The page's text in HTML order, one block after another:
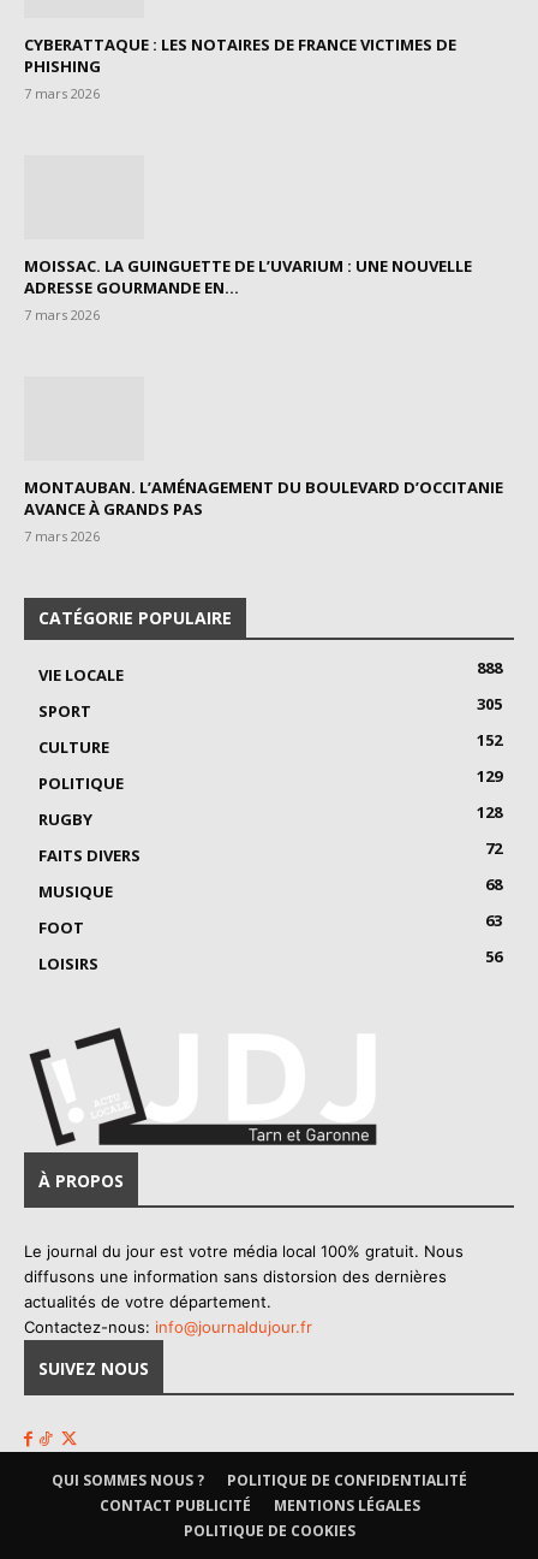
CYBERATTAQUE : LES NOTAIRES DE FRANCE VICTIMES DE
PHISHING
7 mars 2026
MOISSAC. LA GUINGUETTE DE L’UVARIUM : UNE NOUVELLE
ADRESSE GOURMANDE EN...
7 mars 2026
MONTAUBAN. L’AMÉNAGEMENT DU BOULEVARD D’OCCITANIE
AVANCE À GRANDS PAS
7 mars 2026
CATÉGORIE POPULAIRE
VIE LOCALE
888
SPORT
305
CULTURE
152
POLITIQUE
129
RUGBY
128
FAITS DIVERS
72
MUSIQUE
68
FOOT
63
LOISIRS
56
À PROPOS
Le journal du jour est votre média local 100% gratuit. Nous
diffusons une information sans distorsion des dernières
actualités de votre département.
Contactez-nous: info@journaldujour.fr
SUIVEZ NOUS
QUI SOMMES NOUS ?
POLITIQUE DE CONFIDENTIALITÉ
CONTACT PUBLICITÉ
MENTIONS LÉGALES
POLITIQUE DE COOKIES